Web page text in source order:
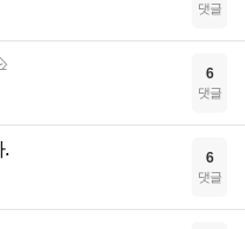
댓글
6
댓글
. 6
댓글